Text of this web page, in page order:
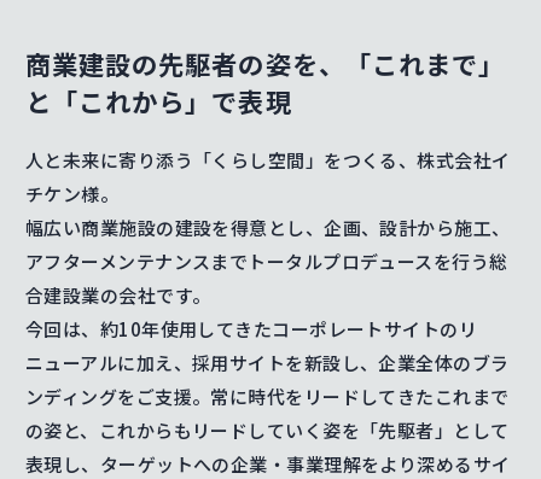
商業建設の先駆者の姿を、
「これまで」
と「これから」で表現
人と未来に寄り添う「くらし空間」をつくる、株式会社イ
チケン様。
幅広い商業施設の建設を得意とし、企画、設計から施工、
アフターメンテナンスまでトータルプロデュースを行う総
合建設業の会社です。
今回は、約10年使用してきたコーポレートサイトのリ
ニューアルに加え、採用サイトを新設し、企業全体のブラ
ンディングをご支援。常に時代をリードしてきたこれまで
の姿と、これからもリードしていく姿を「先駆者」として
表現し、ターゲットへの企業・事業理解をより深めるサイ